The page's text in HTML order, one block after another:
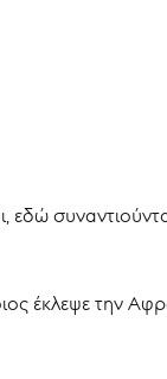
έκλεψε την